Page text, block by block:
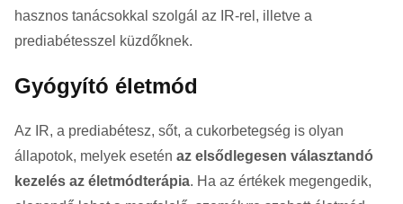
hasznos tanácsokkal szolgál az IR-rel, illetve a
prediabétesszel küzdőknek.
Gyógyító életmód
Az IR, a prediabétesz, sőt, a cukorbetegség is olyan
állapotok, melyek esetén az elsődlegesen választandó
kezelés az életmódterápia. Ha az értékek megengedik,